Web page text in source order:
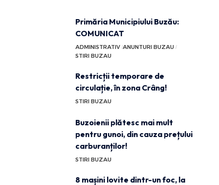
Primăria Municipiului Buzău:
COMUNICAT
ADMINISTRATIV ANUNTURI BUZAU
STIRI BUZAU
Restricții temporare de
circulație, în zona Crâng!
STIRI BUZAU
Buzoienii plătesc mai mult
pentru gunoi, din cauza prețului
carburanților!
STIRI BUZAU
8 mașini lovite dintr-un foc, la